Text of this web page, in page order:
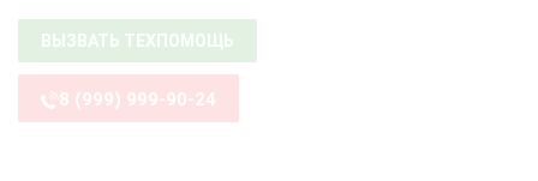
ВЫЗВАТЬ ТЕХПОМОЩЬ
8 (999) 999-90-24